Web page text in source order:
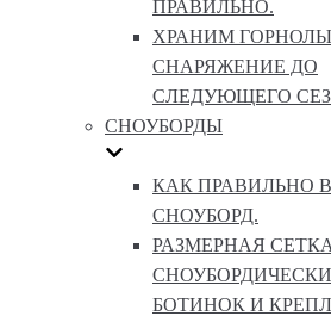
ПРАВИЛЬНО.
ХРАНИМ
СНАРЯЖЕНИЕ ДО
СЛЕДУЮЩЕГО
СНОУБОРДЫ
КАК ПРАВИЛЬНО
СНОУБОРД.
РАЗМЕРНАЯ СЕТКА
БОТИНОК И